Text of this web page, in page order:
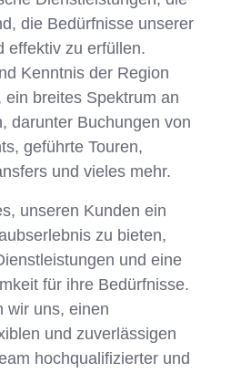
die Bedürfnisse unserer
effektiv zu erfüllen.
Kenntnis der Region
breites Spektrum an
darunter Buchungen von
geführte Touren,
und vieles mehr.
unseren Kunden ein
zu bieten,
und eine
für ihre Bedürfnisse.
wir uns, einen
und zuverlässigen
hochqualifizierter und